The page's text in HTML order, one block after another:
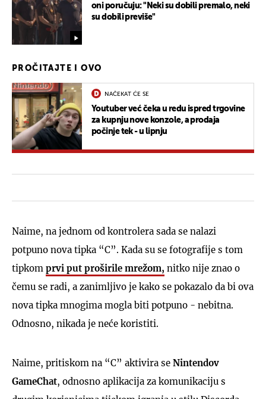
oni poručuju: "Neki su dobili premalo, neki
su dobili previše"
PROČITAJTE I OVO
NAČEKAT ĆE SE
Youtuber već čeka u redu ispred trgovine
za kupnju nove konzole, a prodaja
počinje tek - u lipnju
Naime, na jednom od kontrolera sada se nalazi
potpuno nova tipka “C”. Kada su se fotografije s tom
tipkom prvi put proširile mrežom, nitko nije znao o
čemu se radi, a zanimljivo je kako se pokazalo da bi ova
nova tipka mnogima mogla biti potpuno - nebitna.
Odnosno, nikada je neće koristiti.
Naime, pritiskom na “C” aktivira se Nintendov
GameChat, odnosno aplikacija za komunikaciju s